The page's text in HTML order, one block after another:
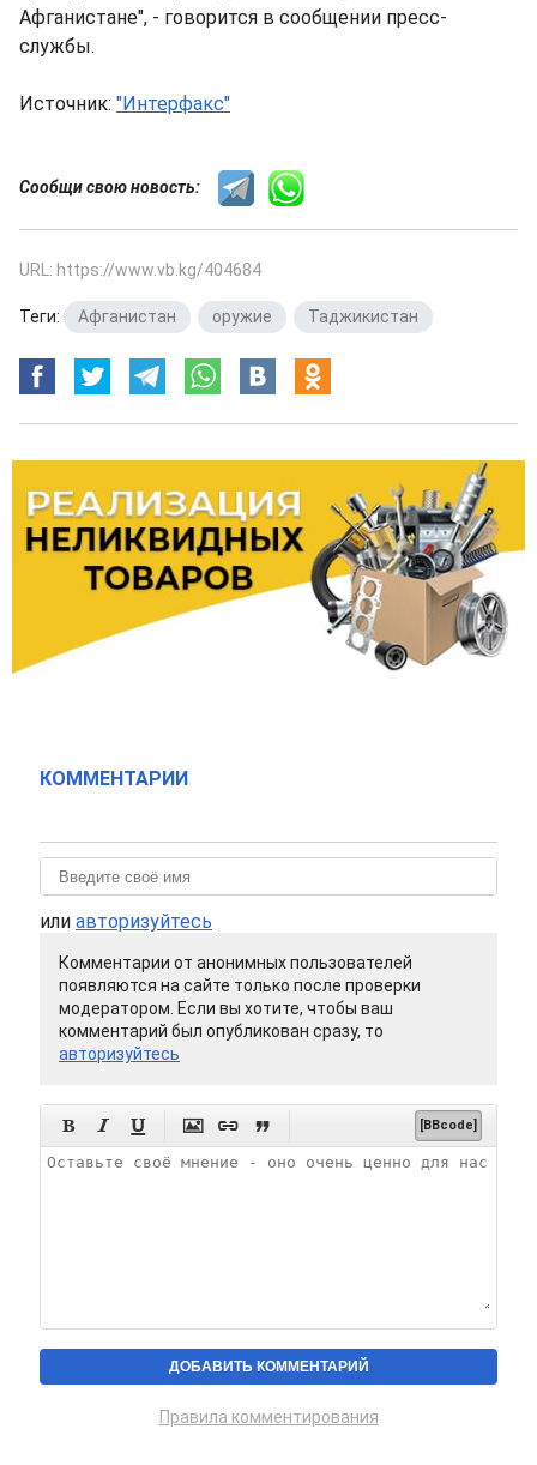
Афганистане", - говорится в сообщении пресс-
службы.
Источник: "Интерфакс"
Сообщи свою новость:
URL: https://www.vb.kg/404684
Теги: Афганистан оружие Таджикистан
КОММЕНТАРИИ
или авторизуйтесь
Комментарии от анонимных пользователей
появляются на сайте только после проверки
модератором. Если вы хотите, чтобы ваш
комментарий был опубликован сразу, то
авторизуйтесь
      [BBcode]
Правила комментирования